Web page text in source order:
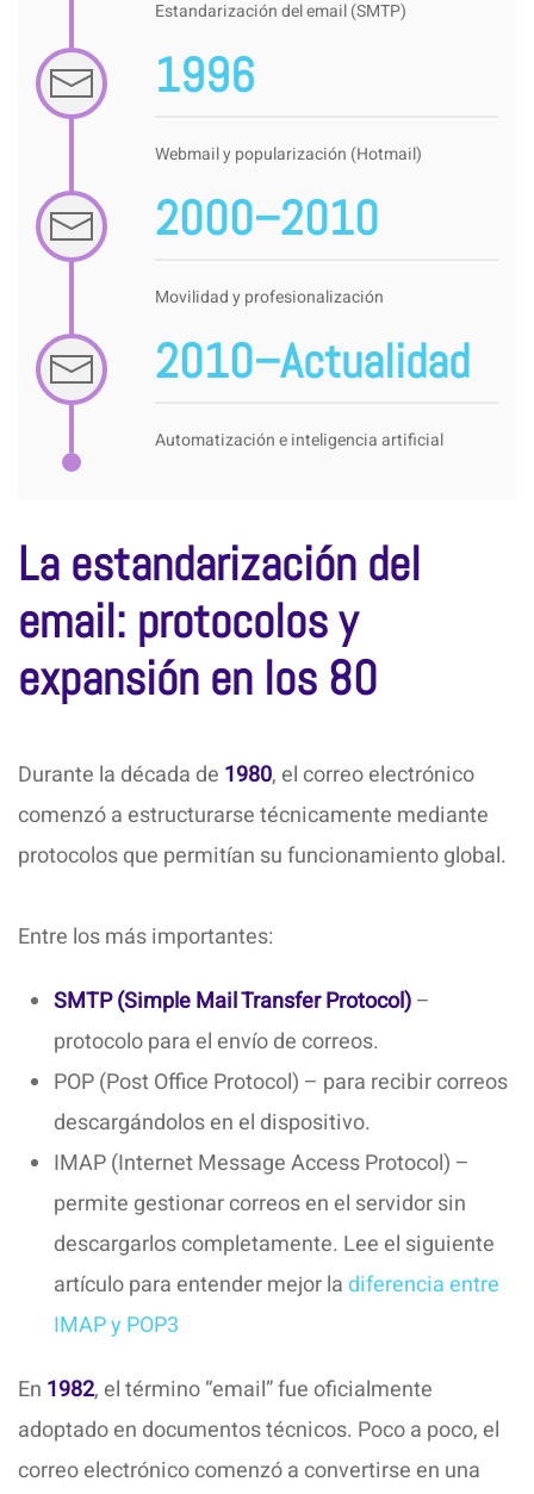
Estandarización del email (SMTP)
1996
Webmail y popularización (Hotmail)
2000–2010
Movilidad y profesionalización
2010–Actualidad
Automatización e inteligencia artificial
La estandarización del
email: protocolos y
expansión en los 80
Durante la década de 1980, el correo electrónico
comenzó a estructurarse técnicamente mediante
protocolos que permitían su funcionamiento global.
Entre los más importantes:
SMTP (Simple Mail Transfer Protocol)–
protocolo para el envío de correos.
POP (Post Office Protocol) – para recibir correos
descargándolos en el dispositivo.
IMAP (Internet Message Access Protocol) –
permite gestionar correos en el servidor sin
descargarlos completamente. Lee el siguiente
artículo para entender mejor ladiferencia entre
IMAP y POP3
En 1982, el término “email” fue oficialmente
adoptado en documentos técnicos. Poco a poco, el
correo electrónico comenzó a convertirse en una